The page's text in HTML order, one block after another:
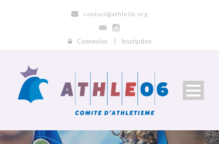
contact@athle06.org
Connexion Inscription